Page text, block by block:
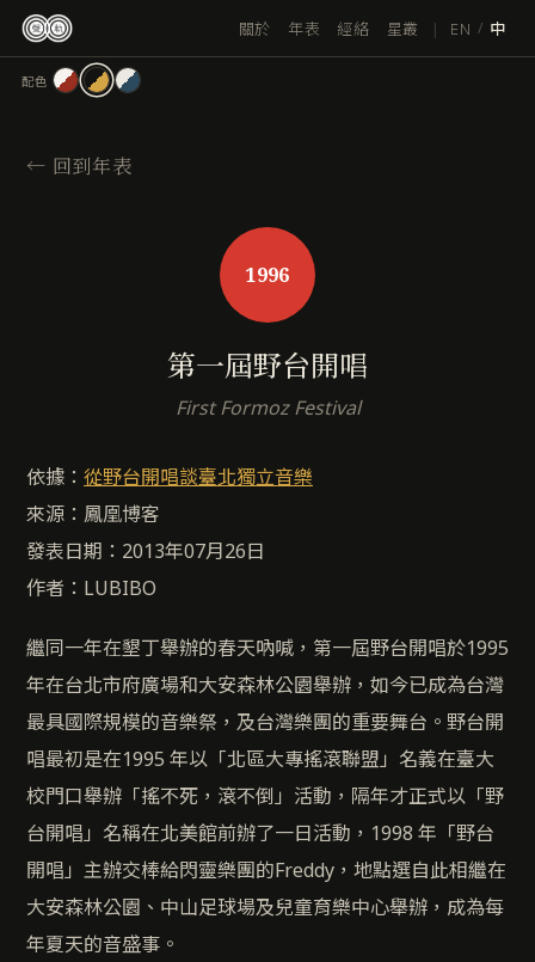
關於 年表 經絡 星叢 | EN / 中
配色
← 回到年表
1996
第一屆野台開唱
First Formoz Festival
依據： 從野台開唱談臺北獨立音樂
來源：鳳凰博客
發表日期：2013年07月26日
作者：LUBIBO
繼同一年在墾丁舉辦的春天吶喊，第一屆野台開唱於1995
年在台北市府廣場和大安森林公園舉辦，如今已成為台灣
最具國際規模的音樂祭，及台灣樂團的重要舞台。野台開
唱最初是在1995 年以「北區大專搖滾聯盟」名義在臺大
校門口舉辦「搖不死，滾不倒」活動，隔年才正式以「野
台開唱」名稱在北美館前辦了一日活動，1998 年「野台
開唱」主辦交棒給閃靈樂團的Freddy，地點選自此相繼在
大安森林公園、中山足球場及兒童育樂中心舉辦，成為每
年夏天的音盛事。